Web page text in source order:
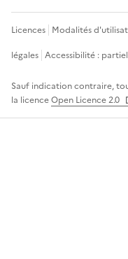
Licences Modalités
légales Accessibilité :
Sauf indication contraire,
la licenceOpen Licence 2.0